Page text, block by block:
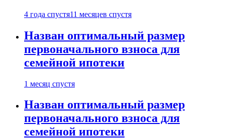
4 года спустя11 месяцев спустя
Назван оптимальный размер
первоначального взноса для
семейной ипотеки
1 месяц спустя
Назван оптимальный размер
первоначального взноса для
семейной ипотеки